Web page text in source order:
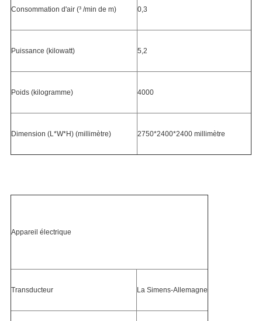
Consommation d'air (³ /min de m) 0,3
Puissance (kilowatt) 5,2
Poids (kilogramme) 4000
Dimension (L*W*H) (millimètre) 2750*2400*2400 millimètre
Appareil électrique
Transducteur La Simens-Allemagne